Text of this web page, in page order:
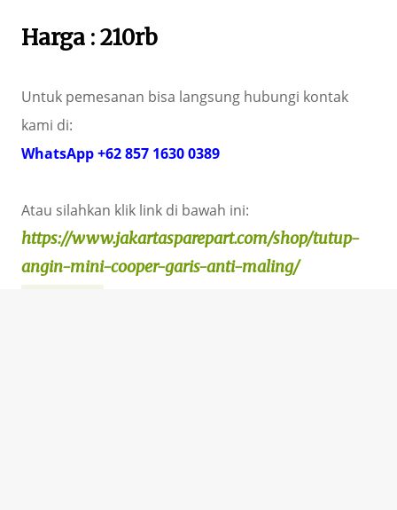
Harga : 210rb
Untuk pemesanan bisa langsung hubungi kontak
kami di:
WhatsApp +62 857 1630 0389
Atau silahkan klik link di bawah ini:
https://www.jakartasparepart.com/shop/tutup-
angin-mini-cooper-garis-anti-maling/